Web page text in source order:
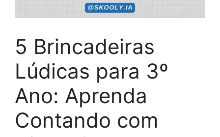
5 Brincadeiras
Lúdicas para 3º
Ano: Aprenda
Contando com